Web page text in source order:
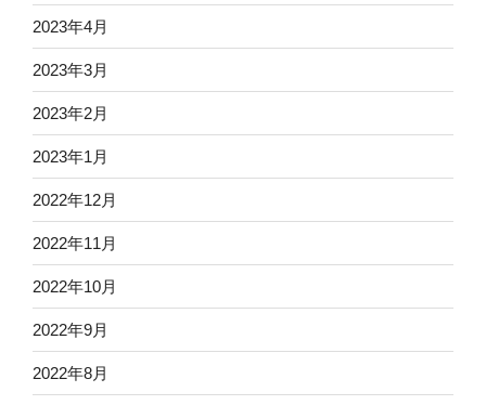
2023年4月
2023年3月
2023年2月
2023年1月
2022年12月
2022年11月
2022年10月
2022年9月
2022年8月